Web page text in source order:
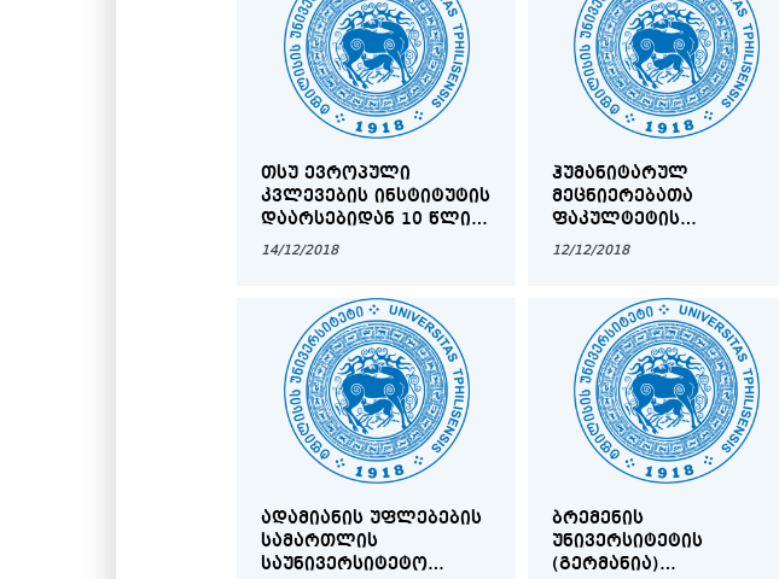
ᲡᲢᲣᲓᲔᲜᲢᲔᲑᲘᲡᲐᲗᲕᲘᲡ
ᲗᲡᲣ ᲔᲕᲠᲝᲞᲣᲚᲘ
ᲙᲕᲚᲔᲕᲔᲑᲘᲡ ᲘᲜᲡᲢᲘᲢᲣᲢᲘᲡ
ᲓᲐᲐᲠᲡᲔᲑᲘᲓᲐᲜ 10 ᲬᲚᲘᲡ
ᲡᲐᲘᲣᲑᲘᲚᲔᲝ
14/12/2018
ᲰᲣᲛᲐᲜᲘᲢᲐᲠᲣᲚ
ᲛᲔᲪᲜᲘᲔᲠᲔᲑᲐᲗᲐ
ᲤᲐᲙᲣᲚᲢᲔᲢᲘᲡ
ᲡᲢᲣᲓᲔᲜᲢᲗᲐ ᲞᲘᲠᲕᲔᲚᲘ
ᲙᲝᲜᲤᲔᲠᲔᲜᲪᲘᲐ
12/12/2018
ᲐᲓᲐᲛᲘᲐᲜᲘᲡ ᲣᲤᲚᲔᲑᲔᲑᲘᲡ
ᲡᲐᲛᲐᲠᲗᲚᲘᲡ
ᲡᲐᲣᲜᲘᲕᲔᲠᲡᲘᲢᲔᲢᲝ
ᲑᲠᲔᲛᲔᲜᲘᲡ
ᲣᲜᲘᲕᲔᲠᲡᲘᲢᲔᲢᲘᲡ
(ᲒᲔᲠᲛᲐᲜᲘᲐ)